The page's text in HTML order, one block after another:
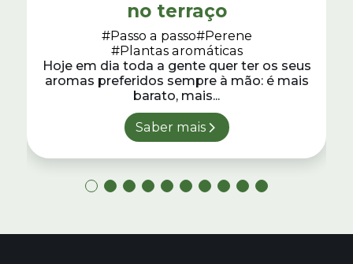
no terraço
#Passo a passo#Perene
#Plantas aromáticas
Hoje em dia toda a gente quer ter os seus
aromas preferidos sempre à mão: é mais
barato, mais...
Saber mais